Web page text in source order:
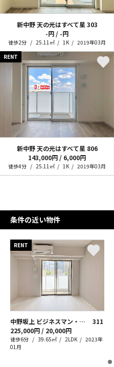
新中野 天の光はすべて星 303
-円 / -円
徒歩2分 25.11㎡ 1K 2019年03月
RENT
新中野 天の光はすべて星 806
143,000円 / 6,000円
徒歩4分 25.11㎡ 1K 2019年03月
条件の近い物件
RENT
中野坂上 ビジネスマン・ウーマンストーリー
311
225,000円 / 20,000円
徒歩6分 39.65㎡ 2LDK
2023年
01月